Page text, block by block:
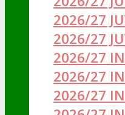
2026/27
2026/27
2026/27
2026/27
2026/27